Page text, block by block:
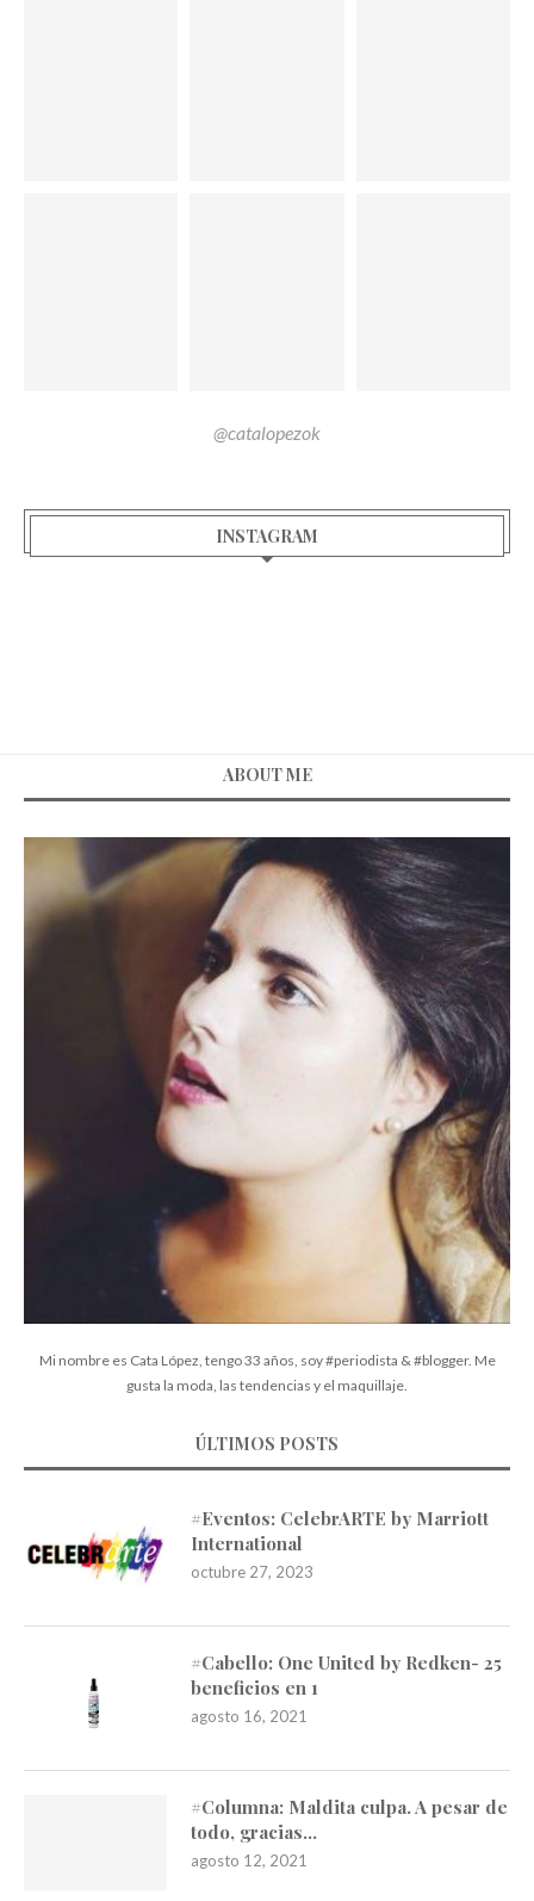
@catalopezok
INSTAGRAM
ABOUT ME
Mi nombre es Cata López, tengo 33 años, soy #periodista & #blogger. Me
gusta la moda, las tendencias y el maquillaje.
ÚLTIMOS POSTS
#Eventos: CelebrARTE by Marriott
International
octubre 27, 2023
#Cabello: One United by Redken- 25
beneficios en 1
agosto 16, 2021
#Columna: Maldita culpa. A pesar de
todo, gracias…
agosto 12, 2021